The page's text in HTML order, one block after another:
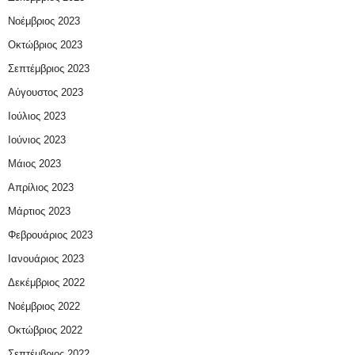
Νοέμβριος 2023
Οκτώβριος 2023
Σεπτέμβριος 2023
Αύγουστος 2023
Ιούλιος 2023
Ιούνιος 2023
Μάιος 2023
Απρίλιος 2023
Μάρτιος 2023
Φεβρουάριος 2023
Ιανουάριος 2023
Δεκέμβριος 2022
Νοέμβριος 2022
Οκτώβριος 2022